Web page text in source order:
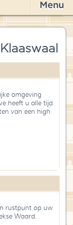
omgeving
heeft u alle tijd
van een high
rustpunt op uw
Waard.